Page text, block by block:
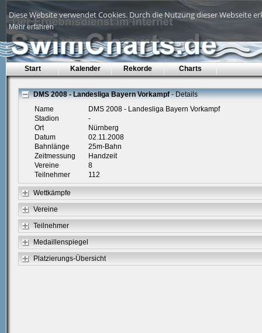
Diese Website verwendet Cookies. Durch die Nutzung dieser Webseite
Mehr erfahren
Start Kalender Rekorde Charts
DMS 2008 - Landesliga Bayern Vorkampf- Details
Name
DMS 2008 - Landesliga Bayern Vorkampf
Stadion
-
Ort
Nürnberg
Datum
02.11.2008
Bahnlänge
25m-Bahn
Zeitmessung
Handzeit
Vereine
8
Teilnehmer
112
Wettkämpfe
Vereine
Teilnehmer
Medaillenspiegel
Platzierungs-Übersicht